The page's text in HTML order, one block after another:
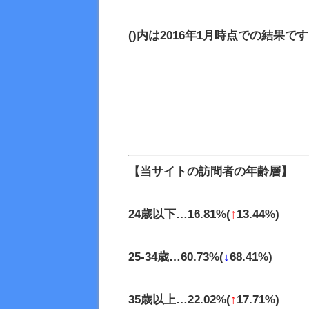
()内は2016年1月時点での結果で
【当サイトの訪問者の年齢層】
24歳以下…16.81%(↑13.44%)
25-34歳…60.73%(↓68.41%)
35歳以上…22.02%(↑17.71%)